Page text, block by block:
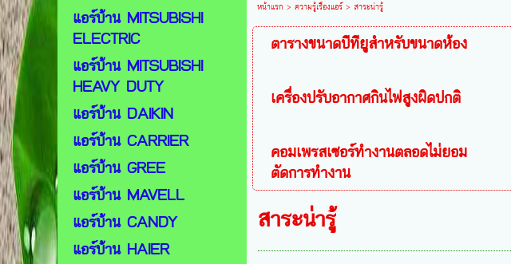
แอร์บ้าน MITSUBISHI
ELECTRIC
แอร์บ้าน MITSUBISHI
HEAVY DUTY
แอร์บ้าน DAIKIN
แอร์บ้าน CARRIER
แอร์บ้าน GREE
แอร์บ้าน MAVELL
แอร์บ้าน CANDY
แอร์บ้าน HAIER
หน้าแรก > ความรู้เรื่องแอร์> สาระน่ารู้
ตารางขนาดบีทียูสำหรับขนาดห้อง
เครื่องปรับอากาศกินไฟสูงผิดปกติ
คอมเพรสเซอร์ทำงานตลอดไม่ยอม
ตัดการทำงาน
สาระน่ารู้